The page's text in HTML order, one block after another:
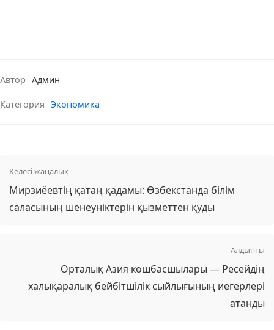
Автор Админ
Категория Экономика
Келесі жаңалық
Мирзиёевтің қатаң қадамы: Өзбекстанда білім
саласының шенеуніктерін қызметтен қуды
Алдынғы
Орталық Азия көшбасшылары — Ресейдің
халықаралық бейбітшілік сыйлығының иегерлері
атанды